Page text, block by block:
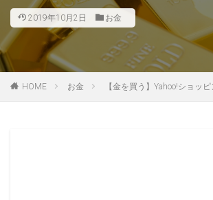
2019年10月2日 お金
HOME お金 【金を買う】Yahoo!ショッ